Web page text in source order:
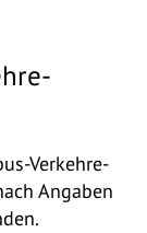
Verkehre-
Angaben